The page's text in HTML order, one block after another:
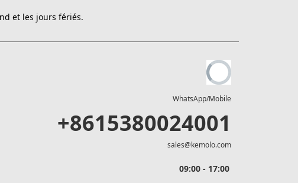
et les jours fériés.
WhatsApp/Mobile
+8615380024001
sales@kemolo.com
09:00 - 17:00